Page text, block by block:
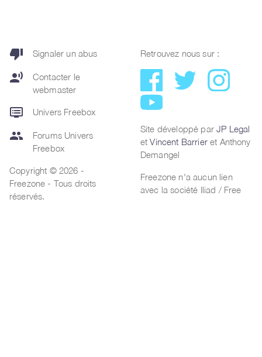
thumb_down Signaler un abus
record_voice_over
Contacter le
webmaster
dvr Univers Freebox
group
Forums Univers
Freebox
Copyright © 2026 -
Freezone - Tous droits
réservés.
Retrouvez nous sur :
Site développé parJP Legal
etVincent Barrieret Anthony
Demangel
Freezone n'a aucun lien
avec la société Iliad / Free